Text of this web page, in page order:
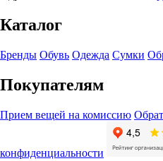
Каталог
Бренды Обувь Одежда Сумки
Покупателям
Прием вещей на комиссию
конфиденциальности